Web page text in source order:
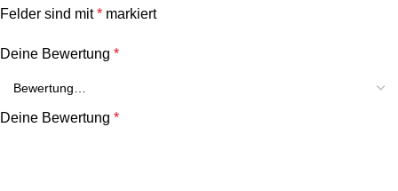
Felder sind mit* markiert
Deine Bewertung *
Deine Bewertung *